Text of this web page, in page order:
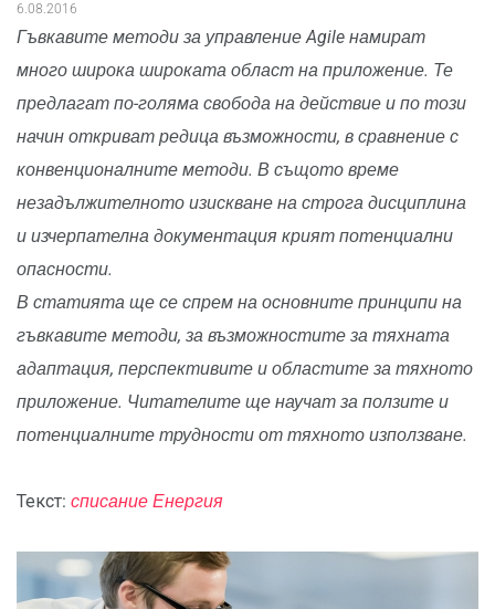
6.08.2016
Гъвкавите методи за управление Agile намират
много широка широката област на приложение. Те
предлагат по-голяма свобода на действие и по този
начин откриват редица възможности, в сравнение с
конвенционалните методи. В същото време
незадължителното изискване на строга дисциплина
и изчерпателна документация крият потенциални
опасности.
В статията ще се спрем на основните принципи на
гъвкавите методи, за възможностите за тяхната
адаптация, перспективите и областите за тяхното
приложение. Читателите ще научат за ползите и
потенциалните трудности от тяхното използване.
Текст: списание Енергия